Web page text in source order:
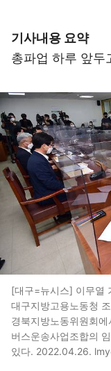
기사내용 요약
총파업 하루 앞두
[대구=뉴시스] 이무열
대구지방고용노동청
경북지방노동위원회
버스운송사업조합의
있다. 2022.04.26.